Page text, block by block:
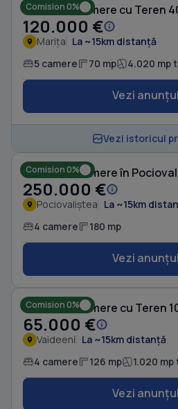
Comision 0%
Casă cu 5 camere cu Teren
120.000 €
Marița La ~15km distanță
5 camere 70 mp 4.020 mp
Vezi anunțul
Vezi istoricul
Comision 0%
Casă cu 4 camere în
250.000 €
Pociovaliștea La ~15km
4 camere 180 mp
Vezi anunțul
Comision 0%
Casă cu 4 camere cu Teren
65.000 €
Vaideeni La ~15km distanță
4 camere 126 mp 1.020
Vezi anunțul